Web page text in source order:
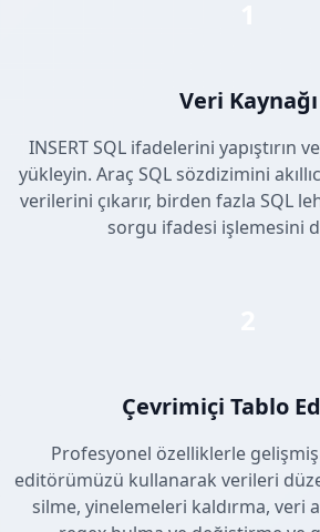
Veri Kaynağı
INSERT SQL ifadelerini yapıştırın
yükleyin. Araç SQL sözdizimini
verilerini çıkarır, birden fazla SQL
sorgu ifadesi işlemesini
Çevrimiçi Tablo
Profesyonel özelliklerle
editörümüzü kullanarak verileri
silme, yinelemeleri kaldırma, veri